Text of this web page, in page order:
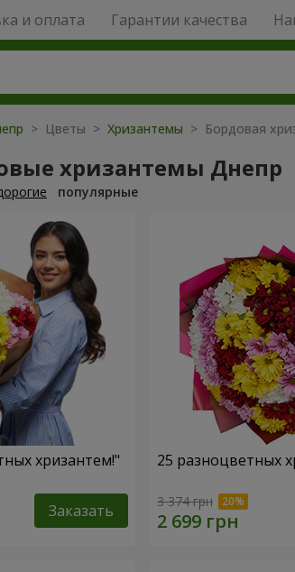
и оплата Гарантии качества
> Цветы > Хризантемы > Бордовая
хризантемы Днепр
популярные
хризантем!"
Заказать
25 разноцветных
3 374 грн